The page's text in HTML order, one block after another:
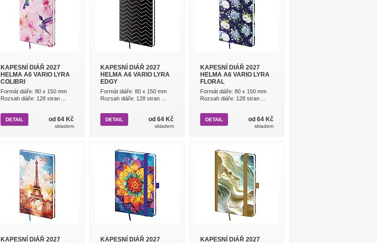
KAPESNÍ DIÁŘ 2027
HELMA A6 VARIO LYRA
COLIBRI
Formát diáře: 80 x 150 mm
Rozsah diáře: 128 stran ...
od 64 Kč
skladem
DETAIL
KAPESNÍ DIÁŘ 2027
HELMA A6 VARIO LYRA
EDGY
Formát diáře: 80 x 150 mm
Rozsah diáře: 128 stran ...
od 64 Kč
skladem
DETAIL
KAPESNÍ DIÁŘ 2027
HELMA A6 VARIO LYRA
FLORAL
Formát diáře: 80 x 150 mm
Rozsah diáře: 128 stran ...
od 64 Kč
skladem
DETAIL
KAPESNÍ DIÁŘ 2027
KAPESNÍ DIÁŘ 2027
KAPESNÍ DIÁŘ 2027